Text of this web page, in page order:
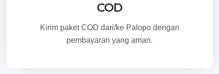
COD
Kirim paket COD dari/ke Palopo dengan
pembayaran yang aman.